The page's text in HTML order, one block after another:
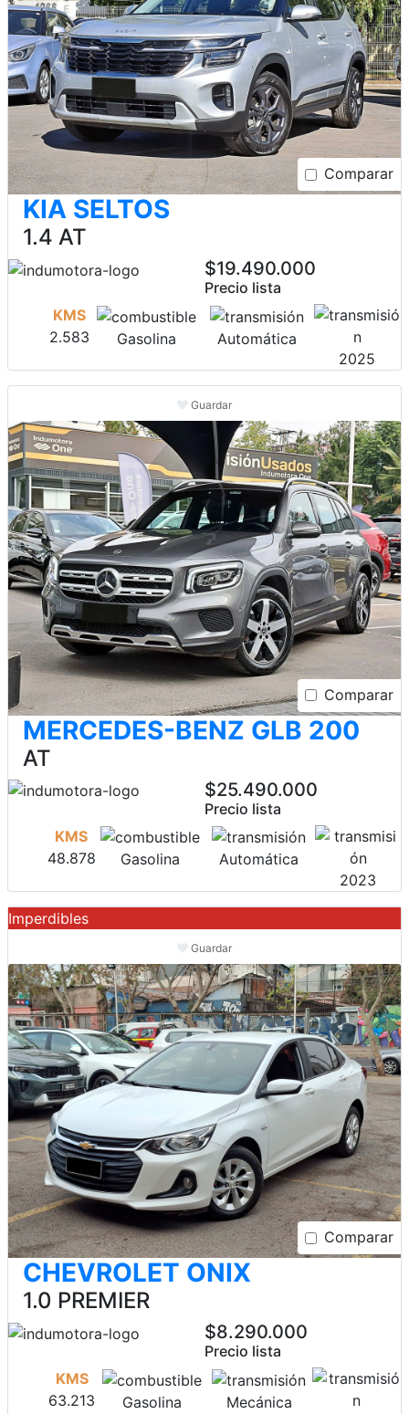
Comparar
KIA SELTOS
1.4 AT
$19.490.000
Precio lista
KMS
2.583
Gasolina
Automática
2025
Guardar
Comparar
MERCEDES-BENZ GLB 200
AT
$25.490.000
Precio lista
KMS
48.878
Gasolina
Automática
2023
Imperdibles
Guardar
Comparar
CHEVROLET ONIX
1.0 PREMIER
$8.290.000
Precio lista
KMS
63.213
Gasolina
Mecánica